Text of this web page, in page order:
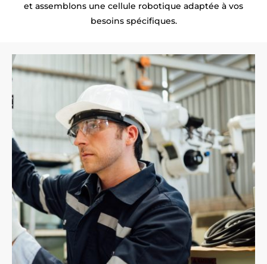
et assemblons une cellule robotique adaptée à vos
besoins spécifiques.